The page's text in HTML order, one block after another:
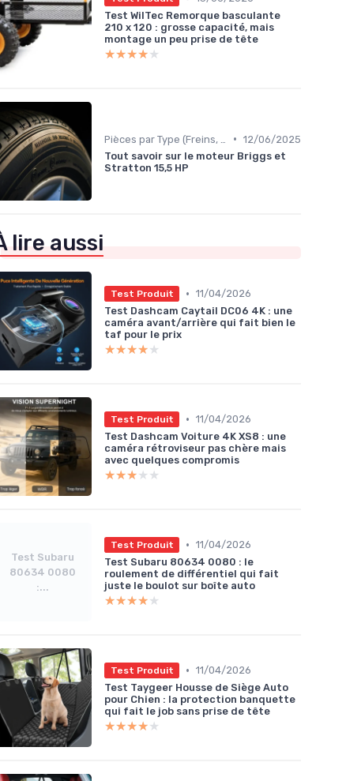
Test WilTec Remorque basculante
210 x 120 : grosse capacité, mais
montage un peu prise de tête
★★★★★
★★★★★
• 12/06/2025
Tout savoir sur le moteur Briggs et
Stratton 15,5 HP
lire aussi
Test Produit • 11/04/2026
Test Dashcam Caytail DC06 4K : une
caméra avant/arrière qui fait bien le
taf pour le prix
★★★★★
★★★★★
Test Produit • 11/04/2026
Test Dashcam Voiture 4K XS8 : une
caméra rétroviseur pas chère mais
avec quelques compromis
★★★★★
★★★★★
Test Subaru
80634 0080
:...
Test Produit • 11/04/2026
Test Subaru 80634 0080 : le
roulement de différentiel qui fait
juste le boulot sur boîte auto
★★★★★
★★★★★
Test Produit • 11/04/2026
Test Taygeer Housse de Siège Auto
pour Chien : la protection banquette
qui fait le job sans prise de tête
★★★★★
★★★★★